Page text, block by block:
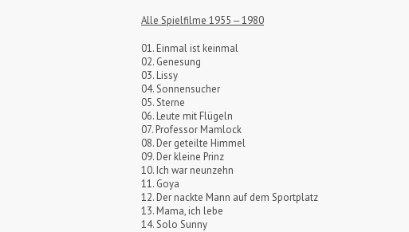
Alle Spielfilme 1955 ‒ 1980
01. Einmal ist keinmal
02. Genesung
03. Lissy
04. Sonnensucher
05. Sterne
06. Leute mit Flügeln
07. Professor Mamlock
08. Der geteilte Himmel
09. Der kleine Prinz
10. Ich war neunzehn
11. Goya
12. Der nackte Mann auf dem Sportplatz
13. Mama, ich lebe
14. Solo Sunny